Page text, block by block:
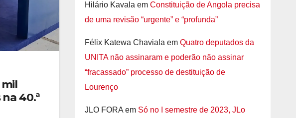
mil
40.ª
Hilário Kavala emConstituição de Angola precisa
de uma revisão “urgente” e “profunda”
Félix Katewa Chaviala emQuatro deputados da
UNITA não assinaram e poderão não assinar
“fracassado” processo de destituição de
Lourenço
JLO FORA em Só no I semestre de 2023, JLo